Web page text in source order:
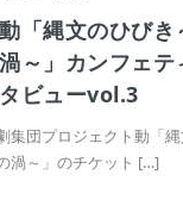
「縄文のひびき
～」カンフェテ
ビューvol.3
集団プロジェクト動「縄
渦～」のチケット […]